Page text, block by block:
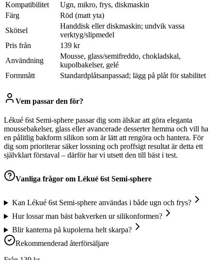
Kompatibilitet
Ugn, mikro, frys, diskmaskin
Färg
Röd (matt yta)
Skötsel
Handdisk eller diskmaskin; undvik vassa
verktyg/slipmedel
Pris från
139 kr
Användning
Mousse, glass/semifreddo, chokladskal,
kupolbakelser, gelé
Formmått
Standardplåtsanpassad; lägg på plåt för stabilitet
Vem passar den för?
Lékué 6st Semi-sphere passar dig som älskar att göra eleganta
moussebakelser, glass eller avancerade desserter hemma och vill ha
en pålitlig bakform silikon som är lätt att rengöra och hantera. För
dig som prioriterar säker lossning och proffsigt resultat är detta ett
självklart förstaval – därför har vi utsett den till bäst i test.
Vanliga frågor om Lékué 6st Semi-sphere
Kan Lékué 6st Semi-sphere användas i både ugn och frys?
Hur lossar man bäst bakverken ur silikonformen?
Blir kanterna på kupolerna helt skarpa?
Rekommenderad återförsäljare